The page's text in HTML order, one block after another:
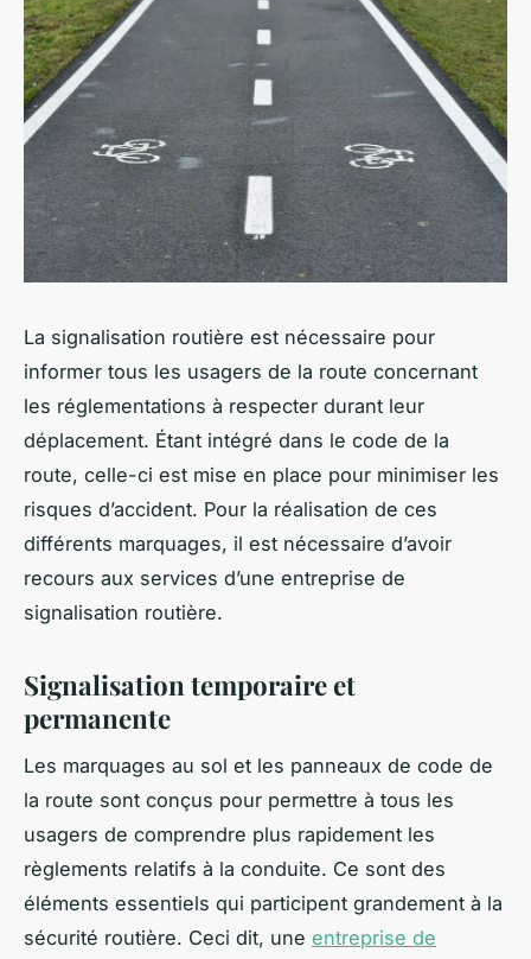
La signalisation routière est nécessaire pour
informer tous les usagers de la route concernant
les réglementations à respecter durant leur
déplacement. Étant intégré dans le code de la
route, celle-ci est mise en place pour minimiser les
risques d’accident. Pour la réalisation de ces
différents marquages, il est nécessaire d’avoir
recours aux services d’une entreprise de
signalisation routière.
Signalisation temporaire et
permanente
Les marquages au sol et les panneaux de code de
la route sont conçus pour permettre à tous les
usagers de comprendre plus rapidement les
règlements relatifs à la conduite. Ce sont des
éléments essentiels qui participent grandement à la
sécurité routière. Ceci dit, une entreprise de